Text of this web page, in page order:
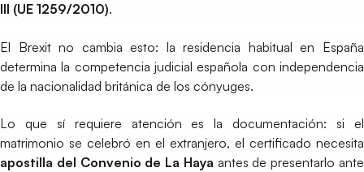
III (UE 1259/2010).
El Brexit no cambia esto: la residencia habitual en España
determina la competencia judicial española con independencia
de la nacionalidad británica de los cónyuges.
Lo que sí requiere atención es la documentación: si el
matrimonio se celebró en el extranjero, el certificado necesita
apostilla del Convenio de La Haya antes de presentarlo ante